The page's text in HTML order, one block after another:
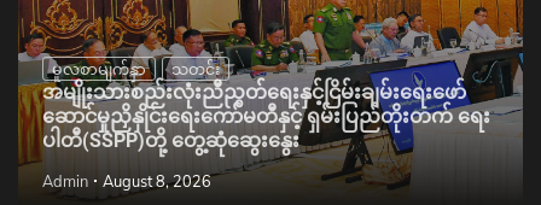
မူလစာမျက်နှာ သတင်း
အမျိုးသားစည်းလုံးညီညွတ်ရေးနှင့်ငြိမ်းချမ်းရေးဖော်
ဆောင်မှုညှိနှိုင်းရေးကော်မတီနှင့် ရှမ်းပြည်တိုးတက် ရေး
ပါတီ(SSPP)တို့ တွေ့ဆုံဆွေးနွေး
Admin August 8, 2026